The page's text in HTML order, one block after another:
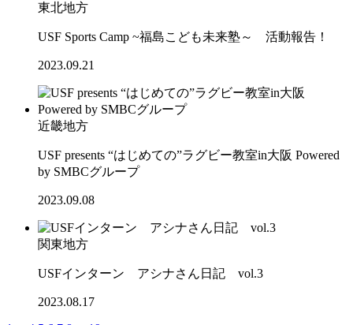
東北地方
USF Sports Camp ~福島こども未来塾～ 活動報告！
2023.09.21
近畿地方
USF presents “はじめての”ラグビー教室in大阪 Powered
by SMBCグループ
2023.09.08
関東地方
USFインターン アシナさん日記 vol.3
2023.08.17